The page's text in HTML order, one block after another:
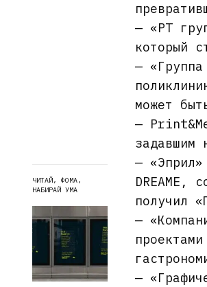
ЧИТАЙ, ФОМА,
НАБИРАЙ УМА
— «РТ
который
—
может
—
задавшим
—
DREAME,
получил
—
—